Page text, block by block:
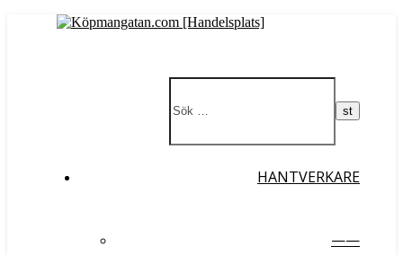
HANTVERKARE
——